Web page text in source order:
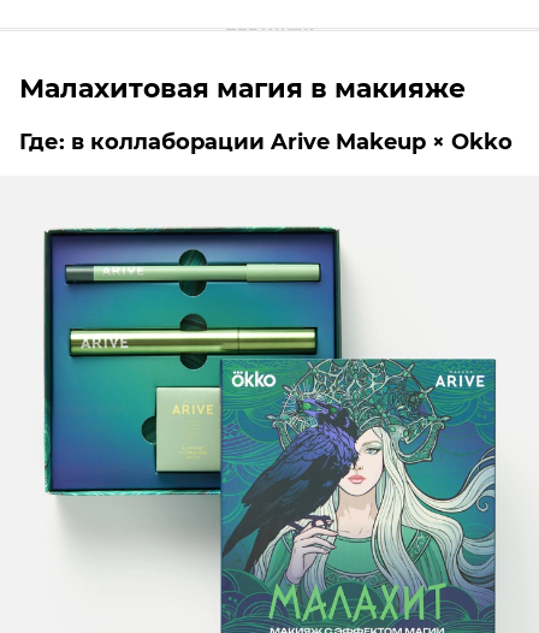
Малахитовая магия в макияже
Где: в коллаборации Arive Makeup × Okko